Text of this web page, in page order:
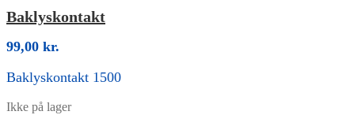
Baklyskontakt
99,00 kr.
Baklyskontakt 1500
Ikke på lager